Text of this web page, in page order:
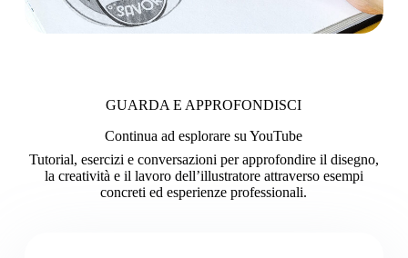
GUARDA E APPROFONDISCI
Continua ad esplorare su YouTube
Tutorial, esercizi e conversazioni per approfondire il disegno,
la creatività e il lavoro dell’illustratore attraverso esempi
concreti ed esperienze professionali.